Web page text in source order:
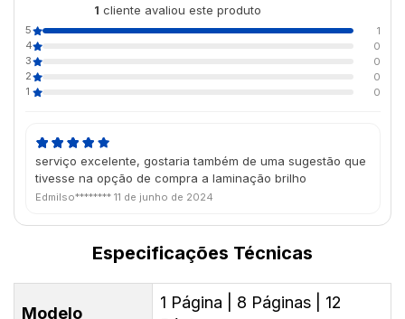
1 cliente avaliou este produto
5
1
4
0
3
0
2
0
1
0
serviço excelente, gostaria também de uma sugestão que
tivesse na opção de compra a laminação brilho
Edmilso******** 11 de junho de 2024
Especificações Técnicas
Modelo
1 Página | 8 Páginas | 12